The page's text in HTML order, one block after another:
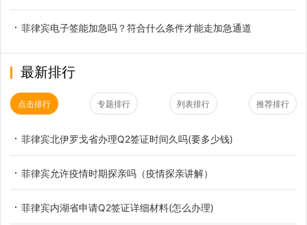
菲律宾电子签能加急吗？符合什么条件才能走加急通道
最新排行
点击排行 专题排行 列表排行 推荐排行
菲律宾北伊罗戈省办理Q2签证时间久吗(要多少钱)
菲律宾允许疫情时期探亲吗（疫情探亲讲解）
菲律宾内湖省申请Q2签证详细材料(怎么办理)